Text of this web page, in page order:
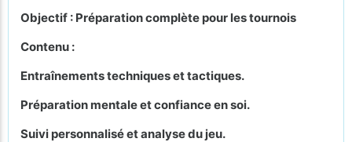
Objectif : Préparation complète pour les tournois
Contenu :
Entraînements techniques et tactiques.
Préparation mentale et confiance en soi.
Suivi personnalisé et analyse du jeu.